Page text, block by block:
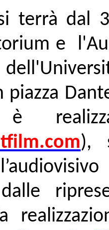
terrà dal
e
piazza
è
),